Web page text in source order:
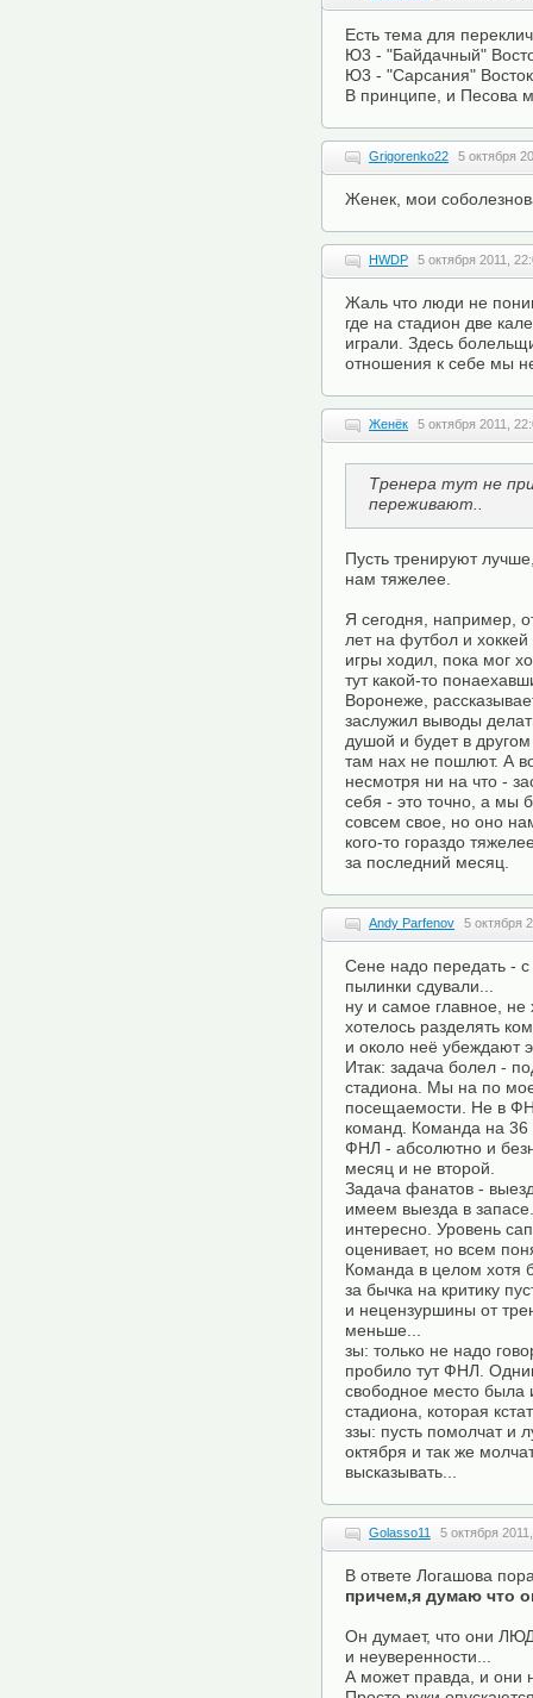
Есть тема для
Ю3 - "Байдачный"
Ю3 - "Сарсания"
В принципе, и Песова
Grigorenko22 5 октября
Женек, мои
HWDP 5 октября 2011,
Жаль что люди не
где на стадион две
играли. Здесь
отношения к себе мы
Женёк 5 октября 2011,
Тренера тут не
переживают..
Пусть тренируют
нам тяжелее.
Я сегодня, например,
лет на футбол и
игры ходил, пока мог
тут какой-то
Воронеже,
заслужил выводы
душой и будет в
там нах не пошлют. А
несмотря ни на что -
себя - это точно, а мы
совсем свое, но оно
кого-то гораздо
за последний месяц.
Andy Parfenov 5 октября
Сене надо передать -
пылинки сдували...
ну и самое главное, не
хотелось разделять
и около неё убеждают
Итак: задача болел -
стадиона. Мы на по
посещаемости. Не в
команд. Команда на 36
ФНЛ - абсолютно и
месяц и не второй.
Задача фанатов -
имеем выезда в
интересно. Уровень
оценивает, но всем
Команда в целом хотя
за бычка на критику
и нецензуршины от
меньше...
зы: только не надо
пробило тут ФНЛ.
свободное место
стадиона, которая
ззы: пусть помолчат и
октября и так же
высказывать...
Golasso11 5 октября
В ответе Логашова
причем,я думаю что
Он думает, что они
и неуверенности...
А может правда, и